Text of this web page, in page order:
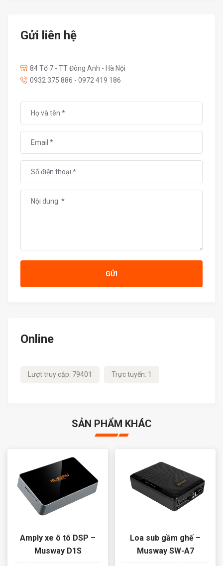
Gửi liên hệ
84 Tổ 7 - TT Đông Anh - Hà Nội
0932 375 886 - 0972 419 186
GỬI
Online
Lượt truy cập: 79401 Trực tuyến: 1
SẢN PHẨM KHÁC
Amply xe ô tô DSP –
Musway D1S
Loa sub gầm ghế –
Musway SW-A7